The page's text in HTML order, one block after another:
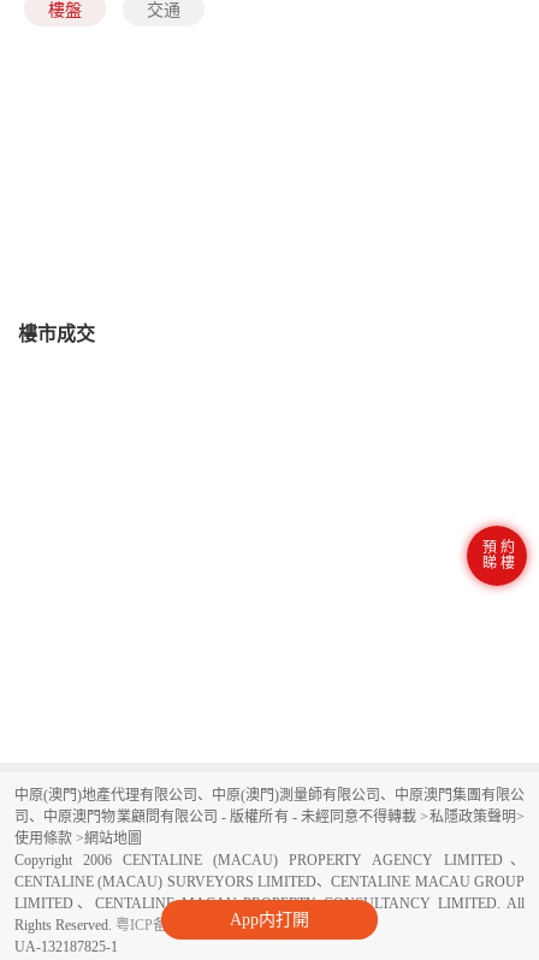
樓盤 交通
樓市成交
預約
睇樓
App内打開
中原(澳門)地產代理有限公司、中原(澳門)測量師有限公司、中原澳門集團有限公
司、中原澳門物業顧問有限公司 - 版權所有 - 未經同意不得轉載 >私隱政策聲明>
使用條款 >網站地圖
Copyright 2006 CENTALINE (MACAU) PROPERTY AGENCY LIMITED、
CENTALINE (MACAU) SURVEYORS LIMITED、CENTALINE MACAU GROUP
LIMITED、CENTALINE MACAU PROPERTY CONSULTANCY LIMITED. All
Rights Reserved. 粤ICP备16080050号
UA-132187825-1